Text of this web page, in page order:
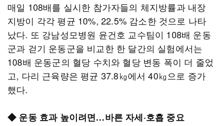
매일 108배를 실시한 참가자들의 체지방률과 내장
지방이 각각 평균 10%, 22.5% 감소한 것으로 나타
났다. 또 강남성모병원 윤건호 교수팀이 108배 운동
군과 걷기 운동군을 비교한 한 달간의 실험에서는
108배 운동군의 혈당 수치와 혈당 변동 폭이 더 줄었
고, 다리 근육량은 평균 37.8㎏에서 40㎏으로 증가
했다.
◆ 운동 효과 높이려면…바른 자세·호흡 중요